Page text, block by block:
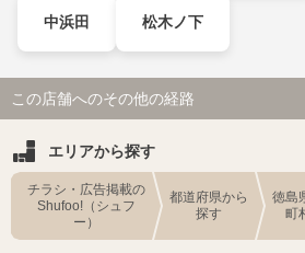
中浜田 松木ノ下
この店舗へのその他の経路
エリアから探す
チラシ・広告掲載の
Shufoo!（シュフ
ー）
都道府県から
探す
徳島
町